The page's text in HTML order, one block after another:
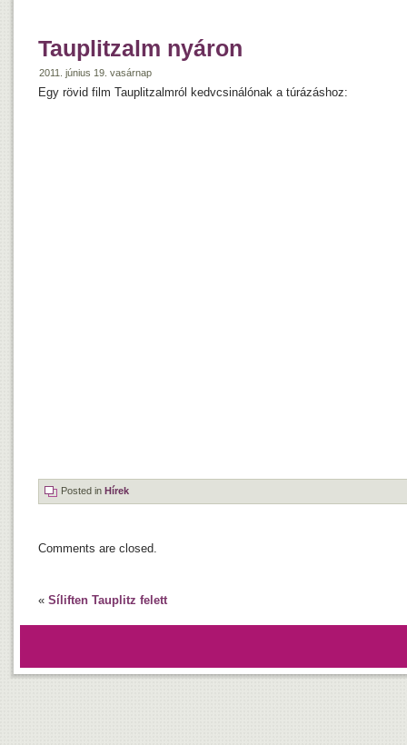
Tauplitzalm nyáron
2011. június 19. vasárnap
Egy rövid film Tauplitzalmról kedvcsinálónak a túrázáshoz:
Posted in Hírek
Comments are closed.
« Síliften Tauplitz felett